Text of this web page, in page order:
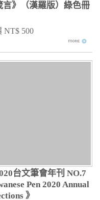
言》（漢羅版）綠色冊
NT$ 500
台文筆會年刊 NO.7
Pen 2020 Annual
》